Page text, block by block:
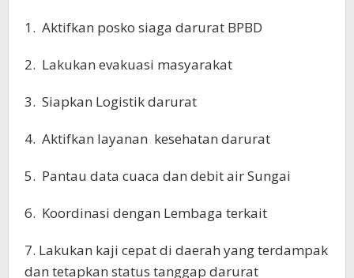
1. Aktifkan posko siaga darurat BPBD
2. Lakukan evakuasi masyarakat
3. Siapkan Logistik darurat
4. Aktifkan layanan kesehatan darurat
5. Pantau data cuaca dan debit air Sungai
6. Koordinasi dengan Lembaga terkait
7. Lakukan kaji cepat di daerah yang terdampak
dan tetapkan status tanggap darurat